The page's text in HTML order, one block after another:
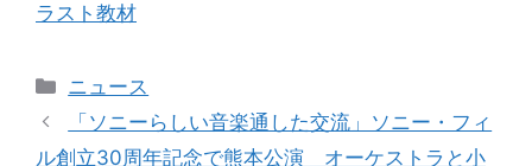
ラスト教材
カ
テ
ゴ
ニュース
「ソニーらしい音楽通した交流」ソニー・フィ
ル創立30周年記念で熊本公演 オーケストラと小